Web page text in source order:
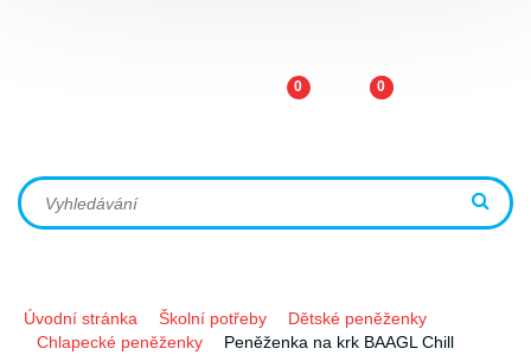
0 0
Úvodní stránka Školní potřeby
Dětské peněženky
Chlapecké peněženky
Peněženka na krk BAAGL Chill